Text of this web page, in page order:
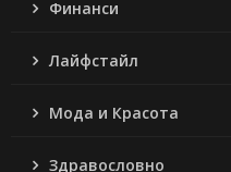
Финанси
Лайфстайл
Мода и Красота
Здравословно